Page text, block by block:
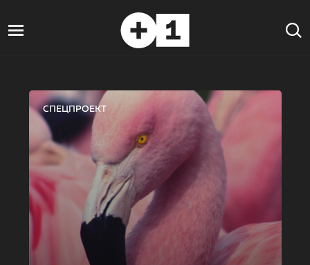
СПЕЦПРОЕКТ